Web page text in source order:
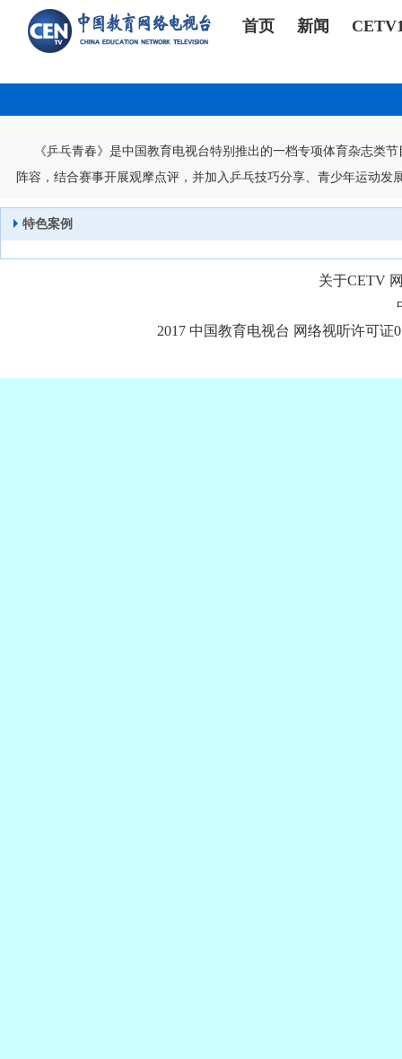
首页 新闻
《乒乓青春》是中国教育电视台特别推出的一档专项体育杂志类节
阵容，结合赛事开展观摩点评，并加入乒乓技巧分享、青少年运动
特色案例
关于CETV
2017 中国教育电视台 网络视听许可证